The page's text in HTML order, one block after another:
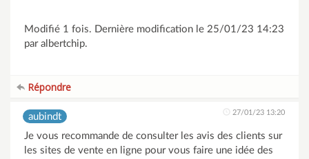
Modifié 1 fois. Dernière modification le 25/01/23 14:23
par albertchip.
Répondre
aubindt 27/01/23 13:20
Je vous recommande de consulter les avis des clients sur
les sites de vente en ligne pour vous faire une idée des